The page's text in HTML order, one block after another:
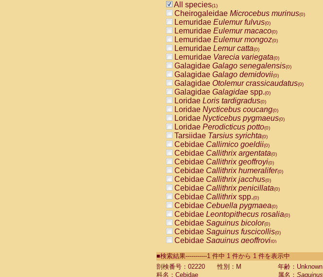
All species(1)
Cheirogaleidae Microcebus murinus(0)
Lemuridae Eulemur fulvus(0)
Lemuridae Eulemur macaco(0)
Lemuridae Eulemur mongoz(0)
Lemuridae Lemur catta(0)
Lemuridae Varecia variegata(0)
Galagidae Galago senegalensis(0)
Galagidae Galago demidovii(0)
Galagidae Otolemur crassicaudatus(0)
Galagidae Galagidae spp.(0)
Loridae Loris tardigradus(0)
Loridae Nycticebus coucang(0)
Loridae Nycticebus pygmaeus(0)
Loridae Perodicticus potto(0)
Tarsiidae Tarsius syrichta(0)
Cebidae Callimico goeldii(0)
Cebidae Callithrix argentata(0)
Cebidae Callithrix geoffroyi(0)
Cebidae Callithrix humeralifer(0)
Cebidae Callithrix jacchus(0)
Cebidae Callithrix penicillata(0)
Cebidae Callithrixspp.(0)
Cebidae Cebuella pygmaea(0)
Cebidae Leontopithecus rosalia(0)
Cebidae Saguinus bicolor(0)
Cebidae Saguinus fuscicollis(0)
Cebidae Saguinus geoffroyi(0)
CebidaeSaguinus labiatus(0)
Cebidae Saguinus leucopus (0)
Cebidae
■検索結果-----------1 件中 1 件から 1 件を表示中
剖検番号：02220
性別：M
年齢：Unknown
科名：Cebidae
属名： Saguinus